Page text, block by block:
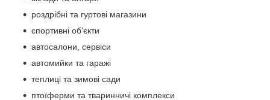
роздрібні та гуртові магазини
спортивні об'єкти
автосалони, сервіси
автомийки та гаражі
теплиці та зимові сади
птоїферми та тваринничі комплекси